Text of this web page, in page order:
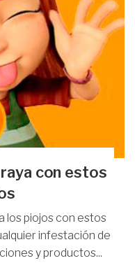
con estos
los piojos con estos
infestación de
y productos...